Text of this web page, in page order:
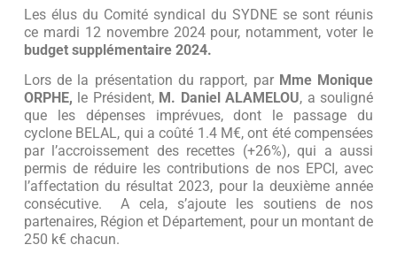
Les élus du Comité syndical du SYDNE se sont réunis
ce mardi 12 novembre 2024 pour, notamment, voter le
budget supplémentaire 2024.
Lors de la présentation du rapport, par Mme Monique
ORPHE, le Président, M. Daniel ALAMELOU, a souligné
que les dépenses imprévues, dont le passage du
cyclone BELAL, qui a coûté 1.4 M€, ont été compensées
par l’accroissement des recettes (+26%), qui a aussi
permis de réduire les contributions de nos EPCI, avec
l’affectation du résultat 2023, pour la deuxième année
consécutive. A cela, s’ajoute les soutiens de nos
partenaires, Région et Département, pour un montant de
250 k€ chacun.